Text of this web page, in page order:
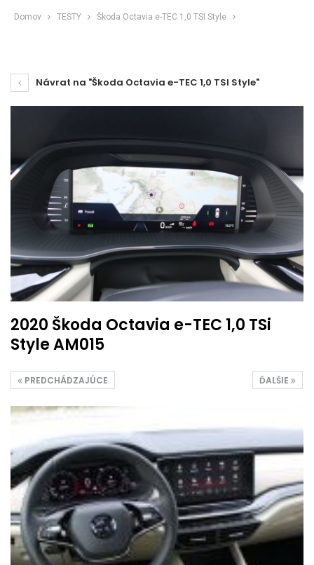
Domov TESTY Škoda Octavia e-TEC 1,0 TSI Style
Návrat na "Škoda Octavia e-TEC 1,0 TSI Style"
2020 Škoda Octavia e-TEC 1,0 TSi
Style AM015
ĎALŠIE
PREDCHÁDZAJÚCE